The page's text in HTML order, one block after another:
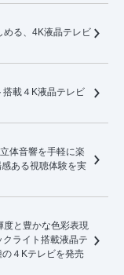
める、4K液晶テレビ
搭載４K液晶テレビ
体音響を手軽に楽
ある視聴体験を実
度と豊かな色彩表現
ライト搭載液晶テ
４Kテレビを発売